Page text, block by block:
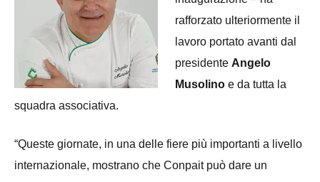
rafforzato ulteriormente il
lavoro portato avanti dal
presidente Angelo
Musolino e da tutta la
squadra associativa.
“Queste giornate, in una delle fiere più importanti a livello
internazionale, mostrano che Conpait può dare un